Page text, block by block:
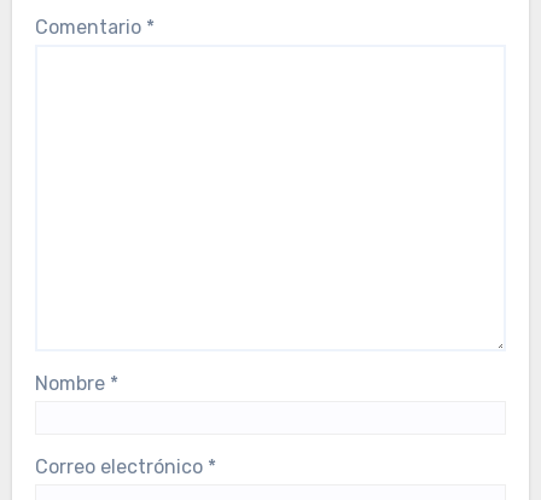
Comentario *
Nombre *
Correo electrónico *